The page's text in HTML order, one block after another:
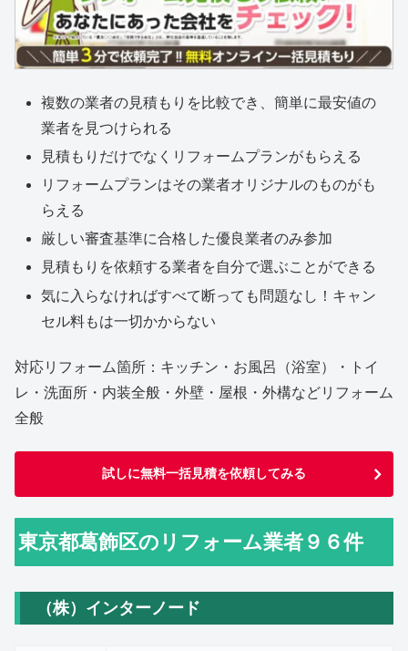
複数の業者の見積もりを比較でき、簡単に最安値の
業者を見つけられる
見積もりだけでなくリフォームプランがもらえる
リフォームプランはその業者オリジナルのものがも
らえる
厳しい審査基準に合格した優良業者のみ参加
見積もりを依頼する業者を自分で選ぶことができる
気に入らなければすべて断っても問題なし！キャン
セル料もは一切かからない
対応リフォーム箇所：キッチン・お風呂（浴室）・トイ
レ・洗面所・内装全般・外壁・屋根・外構などリフォーム
全般
試しに無料一括見積を依頼してみる
東京都葛飾区のリフォーム業者９６件
（株）インターノード